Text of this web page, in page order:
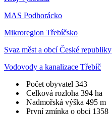
MAS Podhorácko
Mikroregion Třebíčsko
Svaz měst a obcí České republiky
Vodovody a kanalizace Třebíč
Počet obyvatel 343
Celková rozloha 394 ha
Nadmořská výška 495 m
První zmínka o obci 1358